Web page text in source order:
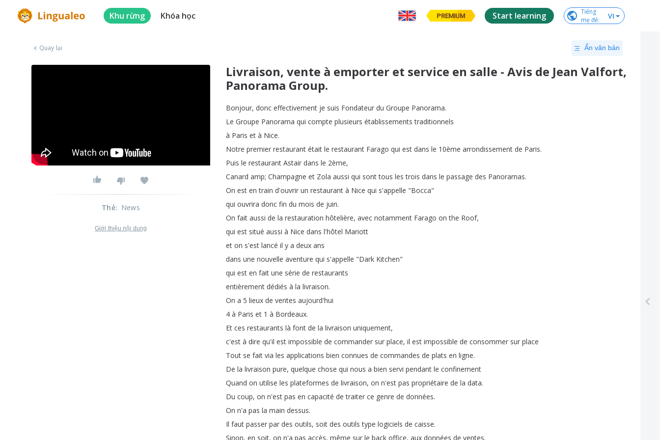
Khu rừng Khóa học PREMIUM Start learning
Tiếng
mẹ đẻ: VI
Quay lại Ẩn văn bản
Livraison, vente à emporter et service en salle - Avis de Jean Valfort,
Panorama Group.
Bonjour, donc effectivement je suis Fondateur du Groupe Panorama.
Le Groupe Panorama qui compte plusieurs établissements traditionnels
à Paris et à Nice.
Notre premier restaurant était le restaurant Farago qui est dans le 10ème arrondissement de Paris.
Puis le restaurant Astair dans le 2ème,
Canard amp; Champagne et Zola aussi qui sont tous les trois dans le passage des Panoramas.
On est en train d'ouvrir un restaurant à Nice qui s'appelle "Bocca"
qui ouvrira donc fin du mois de juin.
On fait aussi de la restauration hôtelière, avec notamment Farago on the Roof,
qui est situé aussi à Nice dans l'hôtel Mariott
et on s'est lancé il y a deux ans
dans une nouvelle aventure qui s'appelle "Dark Kitchen"
qui est en fait une série de restaurants
entièrement dédiés à la livraison.
On a 5 lieux de ventes aujourd'hui
4 à Paris et 1 à Bordeaux.
Et ces restaurants là font de la livraison uniquement,
c'est à dire qu'il est impossible de commander sur place, il est impossible de consommer sur place
Tout se fait via les applications bien connues de commandes de plats en ligne.
De la livraison pure, quelque chose qui nous a bien servi pendant le confinement
Quand on utilise les plateformes de livraison, on n'est pas propriétaire de la data.
Du coup, on n'est pas en capacité de traiter ce genre de données.
On n'a pas la main dessus.
Il faut passer par des outils, soit des outils type logiciels de caisse.
Sinon, en soit, on n'a pas accès, même sur le back office, aux données de ventes.
Thẻ: News
Giới thiệu nội dung